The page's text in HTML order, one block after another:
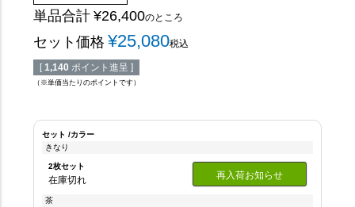
単品合計 ¥26,400のところ
セット価格 ¥25,080税込
[ 1,140 ポイント進呈 ]
（※単価当たりのポイントです）
セット
カラー
きなり
2枚セット
在庫切れ 再入荷お知らせ
茶